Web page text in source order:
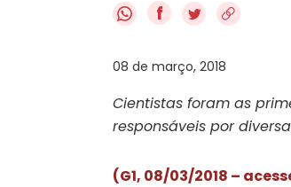
f
08 de março, 2018
Cientistas foram as
responsáveis por
(G1, 08/03/2018 –